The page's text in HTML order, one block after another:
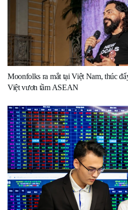
Moonfolks ra mắt tại Việt Nam, thúc
Việt vươn tầm ASEAN